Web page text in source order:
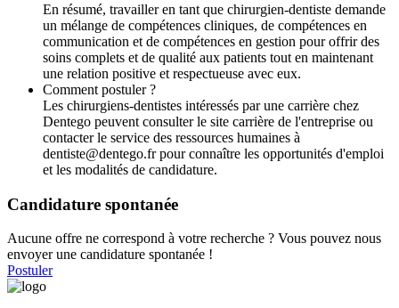
En résumé, travailler en tant que chirurgien-dentiste demande
un mélange de compétences cliniques, de compétences en
communication et de compétences en gestion pour offrir des
soins complets et de qualité aux patients tout en maintenant
une relation positive et respectueuse avec eux.
Comment postuler ?
Les chirurgiens-dentistes intéressés par une carrière chez
Dentego peuvent consulter le site carrière de l'entreprise ou
contacter le service des ressources humaines à
dentiste@dentego.fr pour connaître les opportunités d'emploi
et les modalités de candidature.
Candidature spontanée
Aucune offre ne correspond à votre recherche ? Vous pouvez nous
envoyer une candidature spontanée !
Postuler